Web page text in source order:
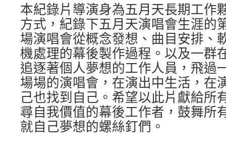
本紀錄片導演身為五月天長期工作
方式，紀錄下五月天演唱會生涯的
場演唱會從概念發想、曲目安排、
機處理的幕後製作過程。以及一群
追逐著個人夢想的工作人員，飛過
場場的演唱會，在演出中生活，在
己也找到自己。希望以此片獻給所
尋自我價值的幕後工作者，鼓舞所
就自己夢想的螺絲釘們。